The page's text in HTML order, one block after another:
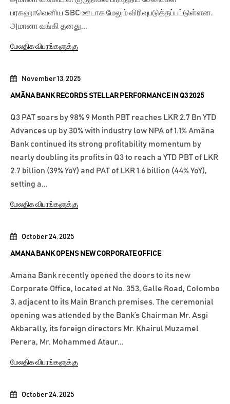
October 24, 2025
October 24, 2025
AMANA BANK OPENS NEW CORPORATE OFFICE
Amana Bank recently opened the doors to its new
Corporate Office, located at No. 353, Galle Road, Colombo
3, adjacent to its Main Branch premises. The ceremonial
opening was attended by the Bank’s Chairman Mr. Asgi
Akbarally, its foreign directors Mr. Khairul Muzamel
Perera, Mr. Mohammed Ataur...
மேலதிக விபரங்களுக்கு
November 13, 2025
AMÃNA BANK RECORDS STELLAR PERFORMANCE IN Q3 2025
Q3 PAT soars by 98% 9 Month PBT reaches LKR 2.7 Bn YTD
Advances up by 30% with industry low NPA of 1.1% Amãna
Bank continued its strong profitability momentum by
nearly doubling its profits in Q3 to reach a YTD PBT of LKR
2.7 billion (39% YoY) and PAT of LKR 1.6 billion (44% YoY),
setting a...
மேலதிக விபரங்களுக்கு
பரகஹாவெனிய SBC ஊடாக மேலும் விரிவுபடுத்தப்பட்டுள்ளன.
அமானா வங்கி தனது...
மேலதிக விபரங்களுக்கு